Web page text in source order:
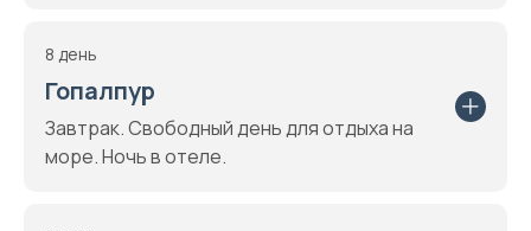
8 день
Гопалпур
Завтрак. Свободный день для отдыха на
море. Ночь в отеле.